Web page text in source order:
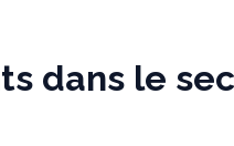
dans le